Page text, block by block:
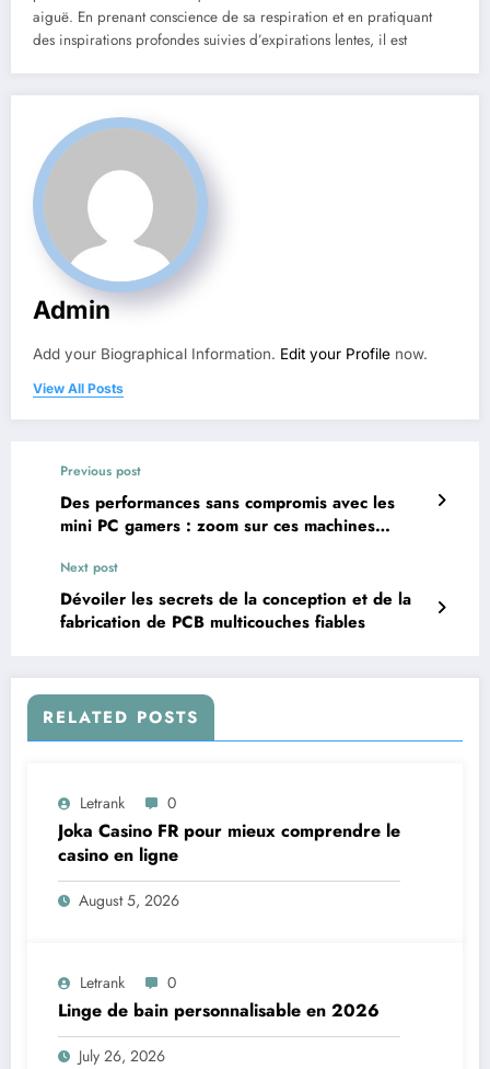
aiguë. En prenant conscience de sa respiration et en pratiquant
des inspirations profondes suivies d’expirations lentes, il est
Admin
Add your Biographical Information. Edit your Profile now.
View All Posts
Previous post
Des performances sans compromis avec les
mini PC gamers : zoom sur ces machines
Next post
Dévoiler les secrets de la conception et de la
fabrication de PCB multicouches fiables
RELATED POSTS
Letrank 0
Joka Casino FR pour mieux comprendre le
casino en ligne
August 5, 2026
Letrank 0
Linge de bain personnalisable en 2026
July 26, 2026